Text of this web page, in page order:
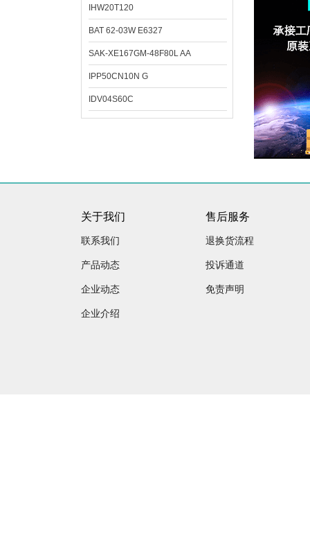
IHW20T120
BAT 62-03W E6327
SAK-XE167GM-48F80L AA
IPP50CN10N G
IDV04S60C
关于我们
联系我们
产品动态
企业动态
企业介绍
售后服务
退换货流程
投诉通道
免责声明